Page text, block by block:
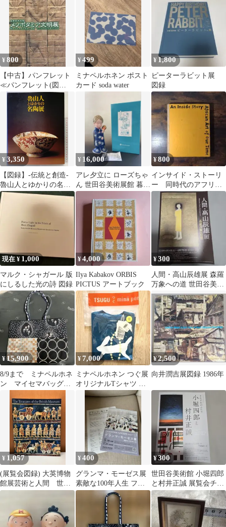
と創造 チラシ４部
¥800
【中古】パンフレット
≪パンフレット(図
録)≫ パンフ)世界四大
文明 メソポタミア文明
¥499
ミナペルホネン ポスト
カード soda water
¥ 1,800
ピーターラビット展
図録
¥3,350
【図録】-伝統と創造-
魯山人とゆかりの名陶
展 世田谷美術館 NHK
ＮＨＫプロモーション
¥ 16,000
アレ夕立に ローズちゃ
ん 世田谷美術展館 暮ら
しと美術と高島屋展 竹
内栖鳳
¥800
インサイド・ストーリ
ー 同時代のアフリカ
美術
現在 ¥ 1,000
マルク・シャガール 版
にしるした光の詩 図録
¥4,000
Ilya Kabakov ORBIS
PICTUS アートブック
¥300
人間・高山辰雄展 森羅
万象への道 世田谷美術
館 チラシ
¥15,900
8/9まで ミナペルホネ
ン マイセマバッグ
¥7,000
ミナペルホネン つぐ展
オリジナルTシャツ キ
ッズ M
¥2,500
向井潤吉展図録 1986年
¥ 1,057
(展覧会図録) 大英博物
館展芸術と人間 世田
谷美術館他 1990年 メソ
シアインド西域・・・
¥400
グランマ・モーゼス展
素敵な100年人生 フラ
イヤー
¥300
世田谷美術館 小堀四郎
と村井正誠 展覧会チラ
シ